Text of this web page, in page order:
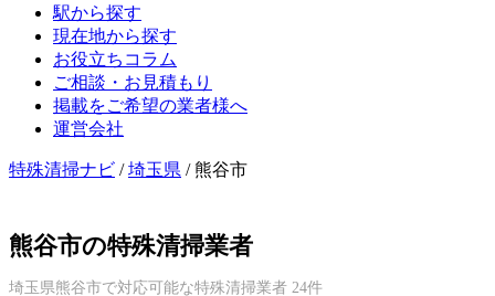
駅から探す
現在地から探す
お役立ちコラム
ご相談・お見積もり
掲載をご希望の業者様へ
運営会社
特殊清掃ナビ /埼玉県 / 熊谷市
熊谷市の特殊清掃業者
埼玉県熊谷市で対応可能な特殊清掃業者 24件